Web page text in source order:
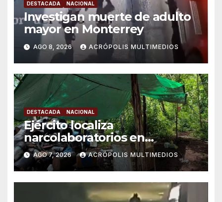
DESTACADA NACIONAL
Investigan muerte de adulto
mayor en Monterrey
AGO 8, 2026 ACRÓPOLIS MULTIMEDIOS
DESTACADA NACIONAL
Ejército localiza
narcolaboratorios en
Michoacán
AGO 7, 2026 ACRÓPOLIS MULTIMEDIOS